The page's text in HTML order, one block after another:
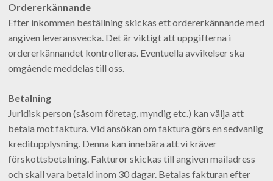
Ordererkännande
Efter inkommen beställning skickas ett ordererkännande med
angiven leveransvecka. Det är viktigt att uppgifterna i
ordererkännandet kontrolleras. Eventuella avvikelser ska
omgående meddelas till oss.
Betalning
Juridisk person (såsom företag, myndig etc.) kan välja att
betala mot faktura. Vid ansökan om faktura görs en sedvanlig
kreditupplysning. Denna kan innebära att vi kräver
förskottsbetalning. Fakturor skickas till angiven mailadress
och skall vara betald inom 30 dagar. Betalas fakturan efter